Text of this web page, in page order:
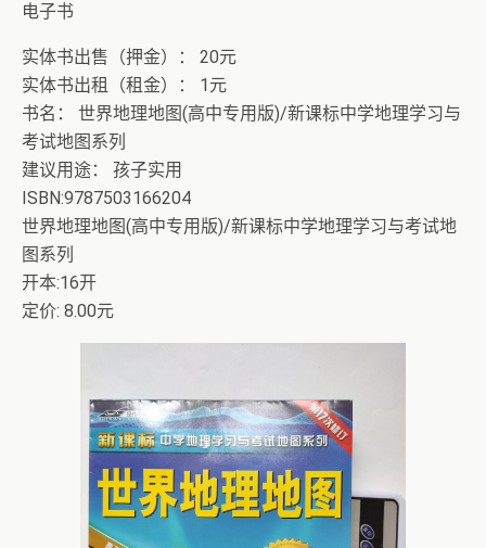
电子书
实体书出售（押金）： 20元
实体书出租（租金）： 1元
书名： 世界地理地图(高中专用版)/新课标中学地理学习与
考试地图系列
建议用途： 孩子实用
ISBN:9787503166204
世界地理地图(高中专用版)/新课标中学地理学习与考试地
图系列
开本:16开
定价: 8.00元